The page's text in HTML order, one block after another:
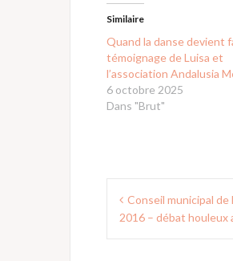
Similaire
Quand la danse devient
témoignage de Luisa et
l’association Andalusia
6 octobre 2025
Dans "Brut"
Navigation
deConseil municipal de
2016 – débat houleux